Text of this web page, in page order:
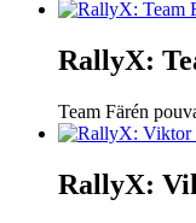
RallyX:
Team Färén
RallyX: